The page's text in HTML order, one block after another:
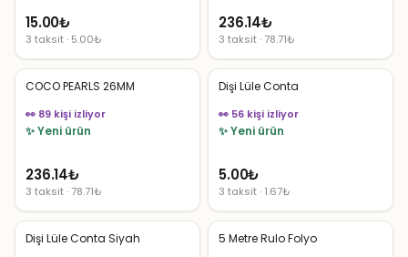
15.00₺
3 taksit · 5.00₺
236.14₺
3 taksit · 78.71₺
COCO PEARLS 26MM
👀 89 kişi izliyor
✨ Yeni ürün
236.14₺
3 taksit · 78.71₺
Dişi Lüle Conta
👀 56 kişi izliyor
✨ Yeni ürün
5.00₺
3 taksit · 1.67₺
Dişi Lüle Conta Siyah 5 Metre Rulo Folyo